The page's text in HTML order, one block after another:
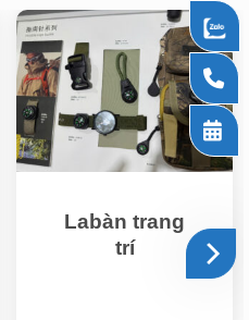
Labàn trang
trí